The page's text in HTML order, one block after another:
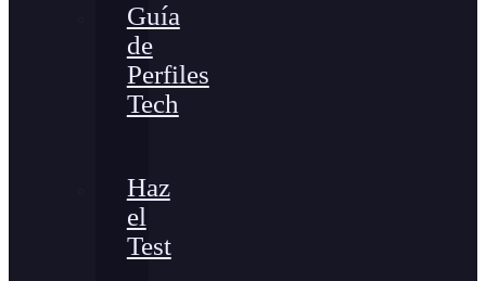
Guía
de
Perfiles
Tech
Haz
el
Test